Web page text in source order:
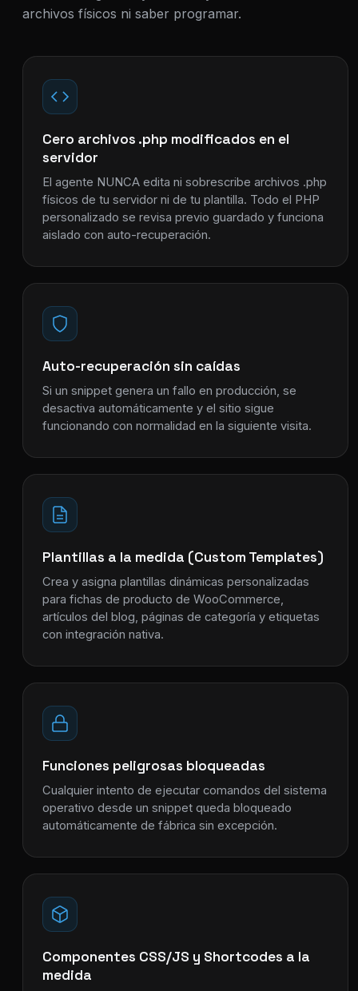
archivos físicos ni saber programar.
Cero archivos .php modificados en el
servidor
El agente NUNCA edita ni sobrescribe archivos .php
físicos de tu servidor ni de tu plantilla. Todo el PHP
personalizado se revisa previo guardado y funciona
aislado con auto-recuperación.
Auto-recuperación sin caídas
Si un snippet genera un fallo en producción, se
desactiva automáticamente y el sitio sigue
funcionando con normalidad en la siguiente visita.
Plantillas a la medida (Custom Templates)
Crea y asigna plantillas dinámicas personalizadas
para fichas de producto de WooCommerce,
artículos del blog, páginas de categoría y etiquetas
con integración nativa.
Funciones peligrosas bloqueadas
Cualquier intento de ejecutar comandos del sistema
operativo desde un snippet queda bloqueado
automáticamente de fábrica sin excepción.
Componentes CSS/JS y Shortcodes a la
medida